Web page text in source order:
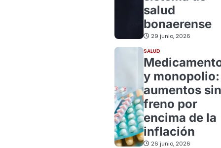
salud
bonaerense
29 junio, 2026
SALUD
y monopolio:
aumentos sin
freno por
encima de la
inflación
26 junio, 2026